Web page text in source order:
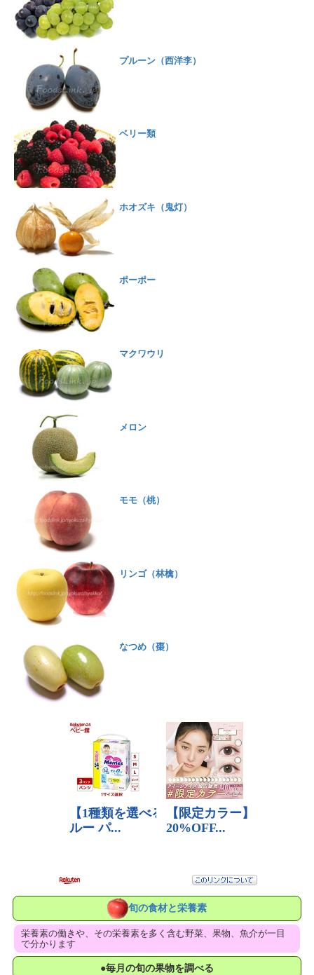
プルーン（西洋李）
ベリー類
ホオズキ（鬼灯）
ポーポー
マクワウリ
メロン
モモ（桃）
リンゴ（林檎）
なつめ（棗）
旬の食材と栄養素
栄養素の働きや、その栄養素を多く含む野菜、果物、魚介が一目
で分かります
●毎月の旬の果物を調べる